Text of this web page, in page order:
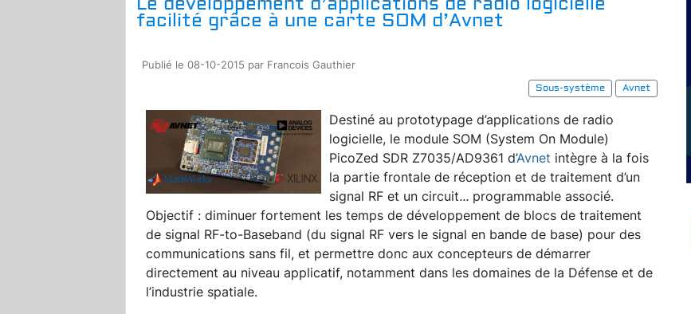
facilité grâce à une carte SOM d’Avnet
Publié le 08-10-2015 par Francois Gauthier
Sous-système
Avnet
Destiné au prototypage d’applications de radio
logicielle, le module SOM (System On Module)
PicoZed SDR Z7035/AD9361 d’Avnet intègre à la fois
la partie frontale de réception et de traitement d’un
signal RF et un circuit... programmable associé.
Objectif : diminuer fortement les temps de développement de blocs de traitement
de signal RF-to-Baseband (du signal RF vers le signal en bande de base) pour des
communications sans fil, et permettre donc aux concepteurs de démarrer
directement au niveau applicatif, notamment dans les domaines de la Défense et de
l’industrie spatiale.